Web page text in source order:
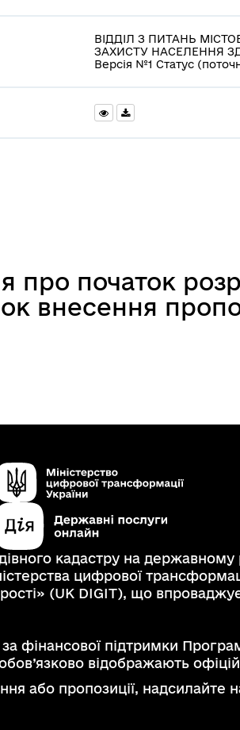
ВІДДІЛ З ПИТАНЬ
ЗАХИСТУ НАСЕЛЕННЯ
Версія №1 Статус
про початок
внесення
кадастру на державному
цифрової
(UK DIGIT), що
фінансової підтримки
відображають
або пропозиції, надсилайте